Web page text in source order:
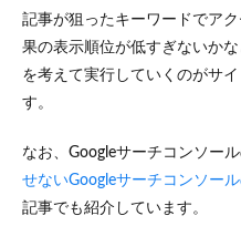
記事が狙ったキーワードでア
果の表示順位が低すぎないか
を考えて実行していくのがサ
す。
なお、Googleサーチコンソー
せないGoogleサーチコンソー
記事でも紹介しています。